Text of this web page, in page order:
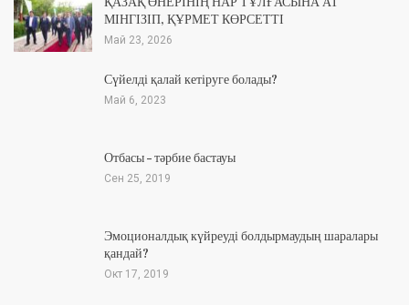
МІНГІЗІП, ҚҰРМЕТ КӨРСЕТТІ
Май 23, 2026
Сүйелді қалай кетіруге болады?
Май 6, 2023
Отбасы – тәрбие бастауы
Сен 25, 2019
Эмоционалдық күйреуді болдырмаудың шаралары
қандай?
Окт 17, 2019